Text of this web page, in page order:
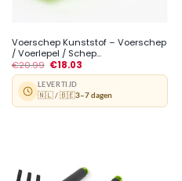
Voerschep Kunststof – Voerschep
/ Voerlepel / Schep...
€20.99 €18.03
LEVERTIJD
🇳🇱 / 🇧🇪3–7 dagen